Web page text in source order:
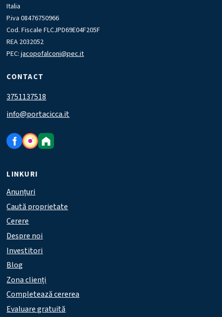
Italia
P.iva 08476750966
Cod. Fiscale FLCJPD69E04F205F
REA 2032052
PEC:jacopofalconi@pec.it
CONTACT
3751137518
info@portacicca.it
LINKURI
Anunțuri
Caută proprietate
Cerere
Despre noi
Investitori
Blog
Zona clienți
Completează cererea
Evaluare gratuită